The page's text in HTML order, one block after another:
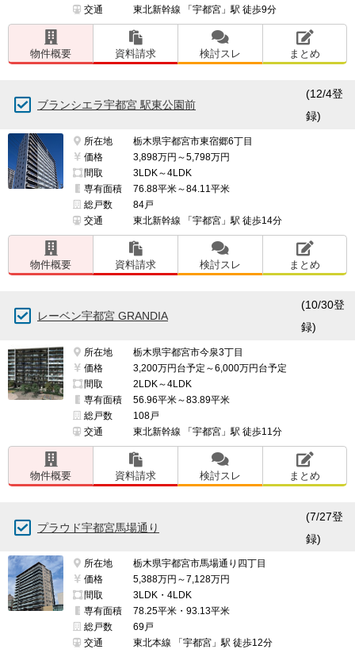
交通
東北新幹線 「宇都宮」駅 徒歩9分
物件概要 資料請求 検討スレ まとめ
ブランシエラ宇都宮 駅東公園前
(12/4登
録)
所在地
栃木県宇都宮市東宿郷6丁目
価格
3,898万円～5,798万円
間取
3LDK～4LDK
専有面積
76.88平米～84.11平米
総戸数
84戸
交通
東北新幹線 「宇都宮」駅 徒歩14分
物件概要 資料請求 検討スレ まとめ
レーベン宇都宮 GRANDIA
(10/30登
録)
所在地
栃木県宇都宮市今泉3丁目
価格
3,200万円台予定～6,000万円台予定
間取
2LDK～4LDK
専有面積
56.96平米～83.89平米
総戸数
108戸
交通
東北新幹線 「宇都宮」駅 徒歩11分
物件概要 資料請求 検討スレ まとめ
プラウド宇都宮馬場通り
(7/27登
録)
所在地
栃木県宇都宮市馬場通り四丁目
価格
5,388万円～7,128万円
間取
3LDK・4LDK
専有面積
78.25平米・93.13平米
総戸数
69戸
交通
東北本線 「宇都宮」駅 徒歩12分